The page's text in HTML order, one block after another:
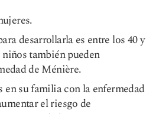
desarrollarla es entre los 40 y
niños también pueden
de Ménière.
en su familia con la enfermedad
el riesgo de